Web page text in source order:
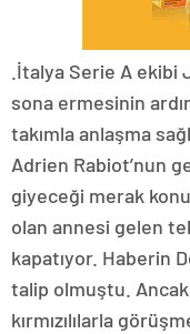
.İtalya Serie A ekibi
sona ermesinin
takımla anlaşma
Adrien Rabiot’nun
giyeceği merak
olan annesi gelen
kapatıyor. Haberin
talip olmuştu. Ancak
kırmızılılarla